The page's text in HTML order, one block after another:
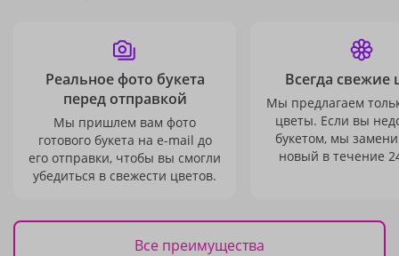
Реальное фото букета
перед отправкой
Мы пришлем вам фото
готового букета на e-mail до
его отправки, чтобы вы смогли
убедиться в свежести цветов.
Всегда свежие
Мы предлагаем
цветы. Если вы
букетом, мы
новый в течение
Все преимущества